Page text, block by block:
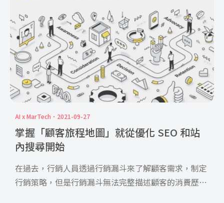
AI x MarTech 2021-09-27
掌握「顧客旅程地圖」就從優化 SEO 和站
內搜尋開始
在過去，行銷人員透過行銷漏斗來了解顧客需求，制定
行銷策略，但是行銷漏斗無法完整描述顧客的消費歷